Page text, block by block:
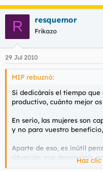
R resquemor
Frikazo
29 Jul 2010
MIP rebuznó:
Si dedicárais el tiempo
productivo, cuánto mejor
En serio, las mujeres son
y no para vuestro
Aparte de eso, es inútil
situación que denunciais,
como "la sociedad",
Haz